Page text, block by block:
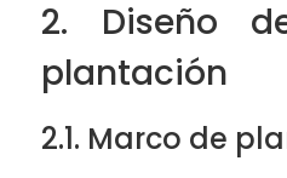
2. Diseño
plantación
2.1. Marco de